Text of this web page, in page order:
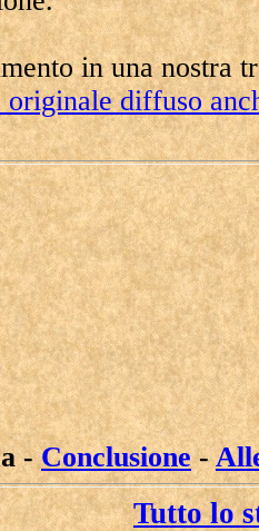
in una nostra
originale diffuso
-Conclusione-
Tutto lo